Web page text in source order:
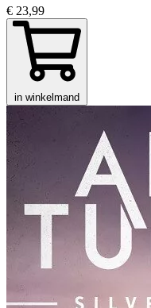
€ 23,99
in winkelmand